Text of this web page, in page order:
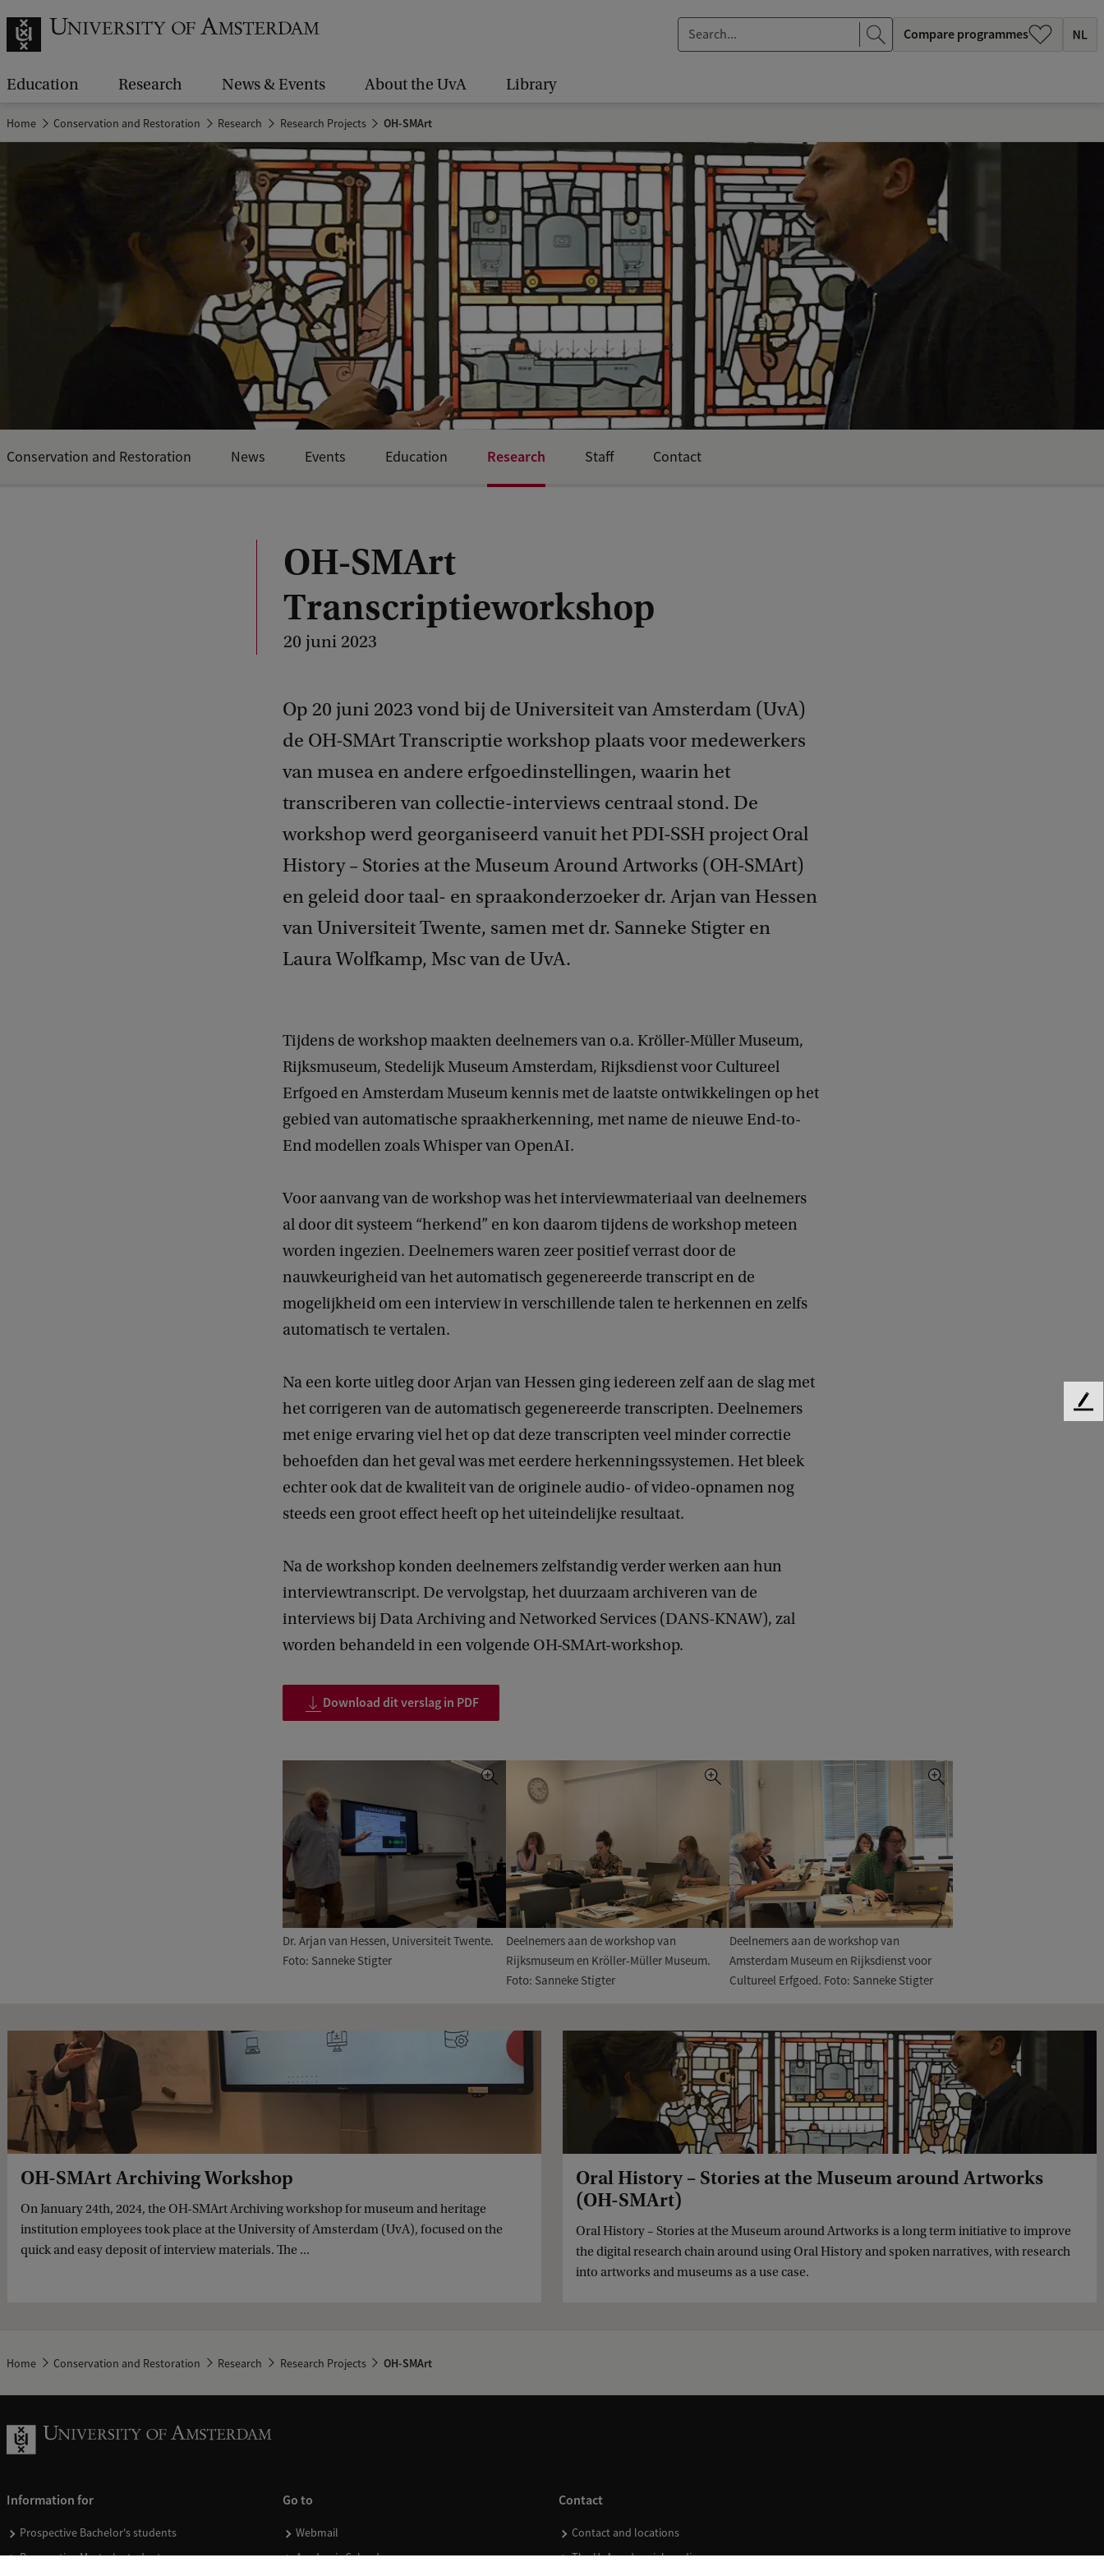
e
h
.
Compare programmes
Education Research News & Events About the UvA Library
Home Conservation and Restoration Research Research Projects OH-SMArt
OH-SMArt
Transcriptieworkshop
20 juni 2023
Op 20 juni 2023 vond bij de Universiteit van Amsterdam (UvA)
de OH-SMArt Transcriptie workshop plaats voor medewerkers
van musea en andere erfgoedinstellingen, waarin het
transcriberen van collectie-interviews centraal stond. De
workshop werd georganiseerd vanuit het PDI-SSH project Oral
History – Stories at the Museum Around Artworks (OH-SMArt)
en geleid door taal- en spraakonderzoeker dr. Arjan van Hessen
van Universiteit Twente, samen met dr. Sanneke Stigter en
Laura Wolfkamp, Msc van de UvA.
Conservation and Restoration News Events Education Research Staff Contact
Tijdens de workshop maakten deelnemers van o.a. Kröller-Müller Museum,
Rijksmuseum, Stedelijk Museum Amsterdam, Rijksdienst voor Cultureel
Erfgoed en Amsterdam Museum kennis met de laatste ontwikkelingen op het
gebied van automatische spraakherkenning, met name de nieuwe End-to-
End modellen zoals Whisper van OpenAI.
Voor aanvang van de workshop was het interviewmateriaal van deelnemers
al door dit systeem “herkend” en kon daarom tijdens de workshop meteen
worden ingezien. Deelnemers waren zeer positief verrast door de
nauwkeurigheid van het automatisch gegenereerde transcript en de
mogelijkheid om een interview in verschillende talen te herkennen en zelfs
automatisch te vertalen.
Na een korte uitleg door Arjan van Hessen ging iedereen zelf aan de slag met
het corrigeren van de automatisch gegenereerde transcripten. Deelnemers
met enige ervaring viel het op dat deze transcripten veel minder correctie
behoefden dan het geval was met eerdere herkenningssystemen. Het bleek
echter ook dat de kwaliteit van de originele audio- of video-opnamen nog
steeds een groot effect heeft op het uiteindelijke resultaat.
Na de workshop konden deelnemers zelfstandig verder werken aan hun
interviewtranscript. De vervolgstap, het duurzaam archiveren van de
interviews bij Data Archiving and Networked Services (DANS-KNAW), zal
worden behandeld in een volgende OH-SMArt-workshop.
Download dit verslag in PDF
Dr. Arjan van Hessen, Universiteit Twente.
Foto: Sanneke Stigter
Deelnemers aan de workshop van
Rijksmuseum en Kröller-Müller Museum.
Foto: Sanneke Stigter
Deelnemers aan de workshop van
Amsterdam Museum en Rijksdienst voor
Cultureel Erfgoed. Foto: Sanneke Stigter
OH-SMArt Archiving Workshop
On January 24th, 2024, the OH-SMArt Archiving workshop for museum and heritage
institution employees took place at the University of Amsterdam (UvA), focused on the
quick and easy deposit of interview materials. The ...
Oral History – Stories at the Museum around Artworks
(OH-SMArt)
Oral History – Stories at the Museum around Artworks is a long term initiative to improve
the digital research chain around using Oral History and spoken narratives, with research
into artworks and museums as a use case.
Home Conservation and Restoration Research Research Projects OH-SMArt
Information for
Prospective Bachelor's students
Prospective Master's students
Go to
Webmail
Academic Calendar
Contact
Contact and locations
The UvA and social media
F